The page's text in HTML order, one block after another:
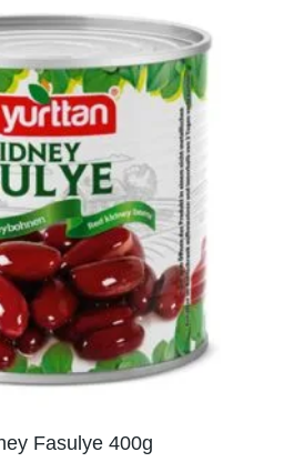
Fasulye 400g